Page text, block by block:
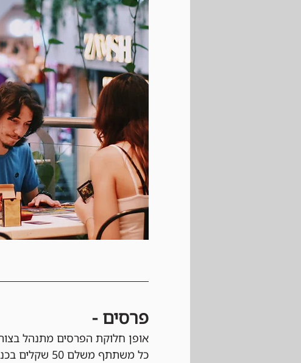
פרסים -
אופן חלוקת הפרסים מתנהל
כל משתתף משלם 50 שקלים בכניסה לטורניר שמתוכם 45 שקלים הולכים לקופת הפרסים.